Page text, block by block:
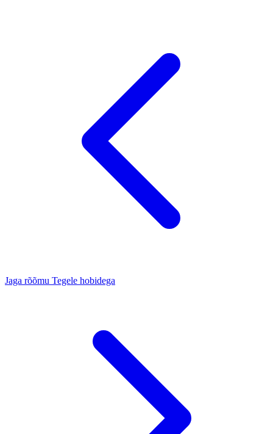
Jaga rõõmu Tegele hobidega